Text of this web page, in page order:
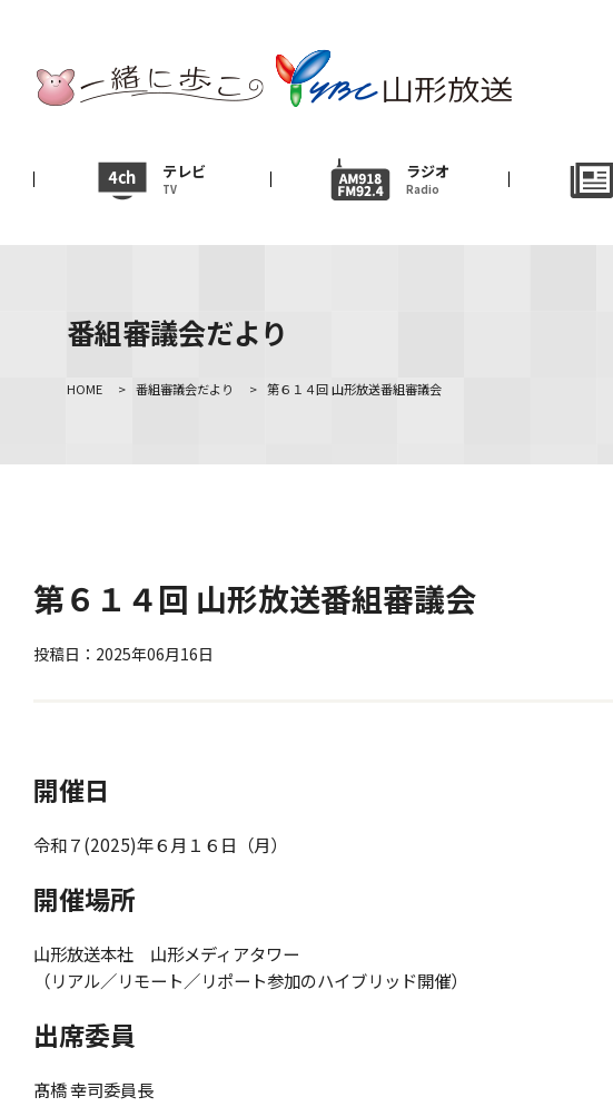
テレビ
TV
ラジオ
Radio
テレビ
ニュース
News
イベント
ＹＢＣオンデマンド
番組審議会だより
HOME > 番組審議会だより > 第６１４回 山形放送番組審議会
第６１４回 山形放送番組審議会
投稿日：2025年06月16日
開催日
令和７(2025)年６月１６日（月）
開催場所
山形放送本社 山形メディアタワー
（リアル／リモート／リポート参加のハイブリッド開催）
出席委員
髙橋 幸司委員長